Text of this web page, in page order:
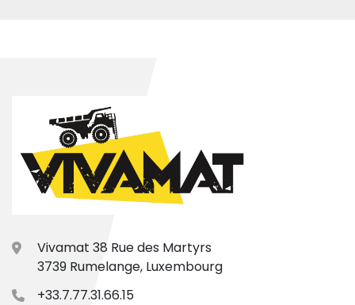
Vivamat 38 Rue des Martyrs
3739 Rumelange, Luxembourg
+33.7.77.31.66.15